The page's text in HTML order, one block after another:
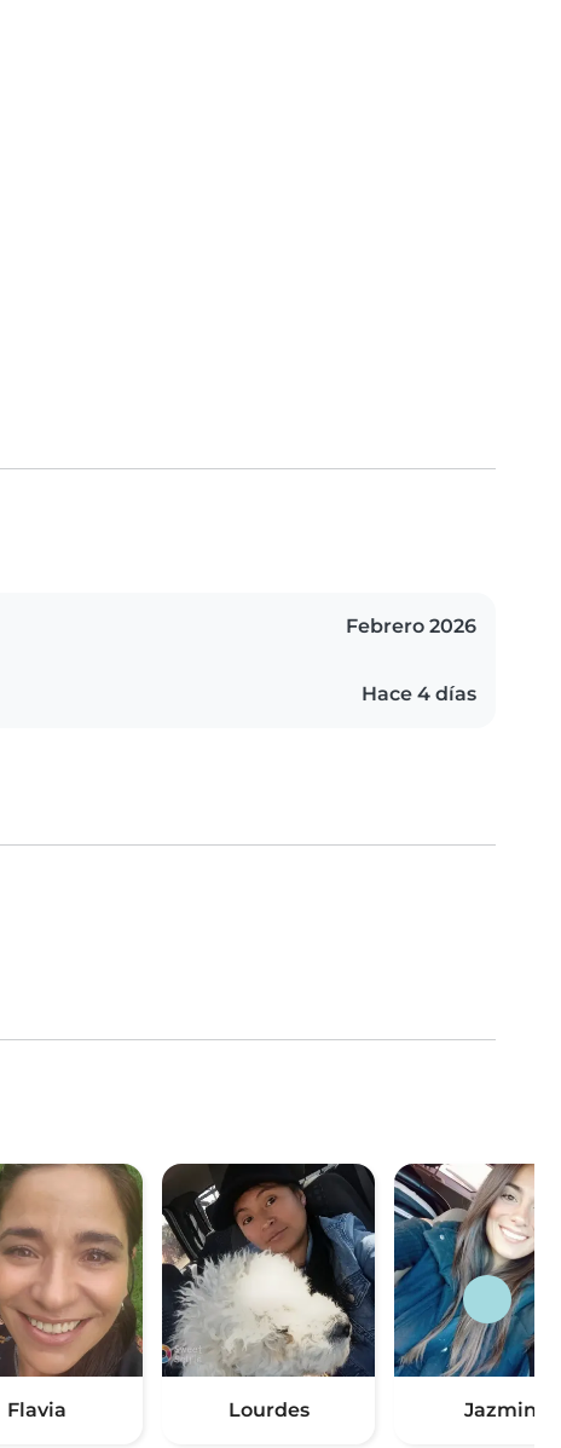
Febrero 2026
Hace 4 días
Flavia Lourdes Jazmin